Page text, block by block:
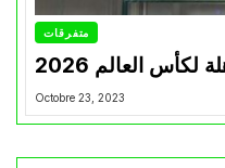
متفرقات
العالم 2026
Octobre 23, 2023